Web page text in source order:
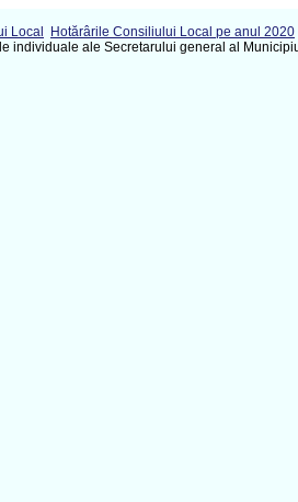
Local Hotărârile Consiliului Local pe anul 2020
individuale ale Secretarului general al